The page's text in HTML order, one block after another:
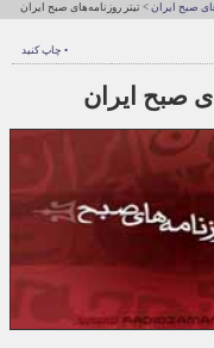
صبح ایران > تیتر روزنامه‌های صبح ایران
• چاپ کنید
صبح ایران